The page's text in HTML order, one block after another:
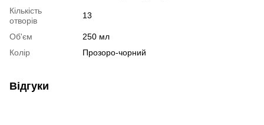
Кількість
отворів
13
Об'єм
250 мл
Колір
Прозоро-чорний
Відгуки